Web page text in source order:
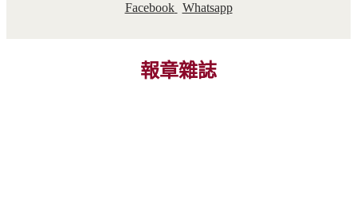
Facebook Whatsapp
報章雜誌